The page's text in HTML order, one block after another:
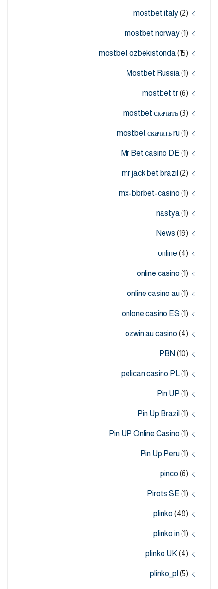
mostbet italy(2)
mostbet norway(1)
mostbet ozbekistonda(15)
Mostbet Russia(1)
mostbet tr(6)
mostbet скачать(3)
mostbet скачать ru (1)
Mr Bet casino DE (1)
mr jack bet brazil (2)
mx-bbrbet-casino (1)
nastya(1)
News (19)
online (4)
online casino (1)
online casino au (1)
onlone casino ES (1)
ozwin au casino (4)
PBN (10)
pelican casino PL(1)
Pin UP (1)
Pin Up Brazil (1)
Pin UP Online Casino (1)
Pin Up Peru (1)
pinco (6)
Pirots SE (1)
plinko (48)
plinko in (1)
plinko UK(4)
plinko_pl (5)